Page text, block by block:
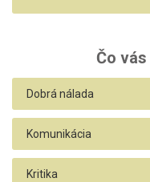
Čo
Dobrá nálada
Komunikácia
Kritika